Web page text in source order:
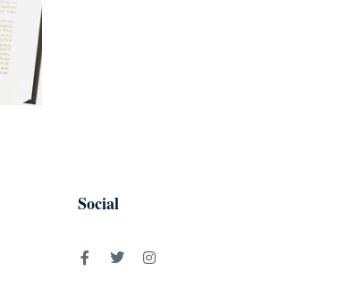
Social